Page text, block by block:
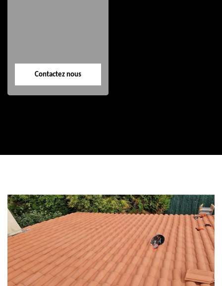
Contactez nous